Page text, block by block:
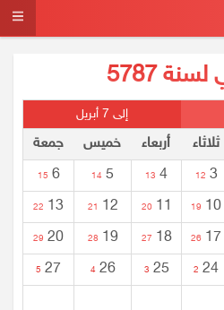
5787
إلى 7 أبريل
ثلاثاء أربعاء خميس
جمعة
3
12
4
13
5
14
6
15
10
19
11
20
12
21
13
22
17
26
18
27
19
28
20
29
24
2
25
3
26
4
27
5